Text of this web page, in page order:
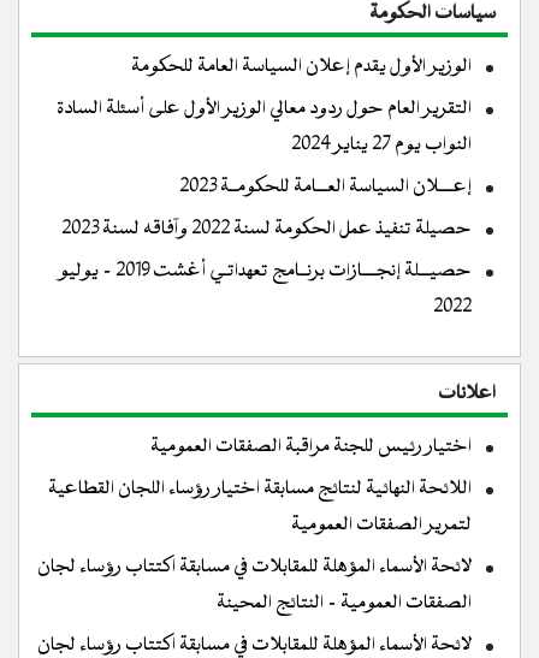
سياسات الحكومة
الوزير الأول يقدم إعلان السياسة العامة للحكومة
التقرير العام حول ردود معالي الوزير الأول على أسئلة السادة
النواب يوم 27 يناير 2024
إعــــلان السياسة العـــامة للحكومــة 2023
حصيلة تنفيذ عمل الحكومة لسنة 2022 وآفاقه لسنة 2023
حصيـــلة إنجــــازات برنــامج تعهداتـي أغشت 2019 - يوليو
2022
اعلانات
اختيار رئيس للجنة مراقبة الصفقات العمومية
اللائحة النهائية لنتائج مسابقة اختيار رؤساء اللجان القطاعية
لتمرير الصفقات العمومية
لائحة الأسماء المؤهلة للمقابلات في مسابقة اكتتاب رؤساء لجان
الصفقات العمومية - النتائج المحينة
لائحة الأسماء المؤهلة للمقابلات في مسابقة اكتتاب رؤساء لجان